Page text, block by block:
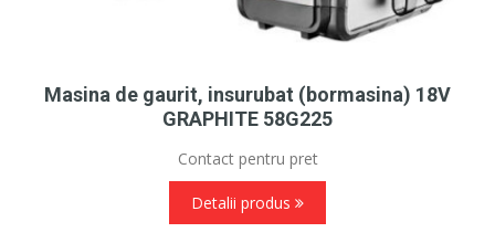
Masina de gaurit, insurubat (bormasina) 18V
GRAPHITE 58G225
Contact pentru pret
Detalii produs